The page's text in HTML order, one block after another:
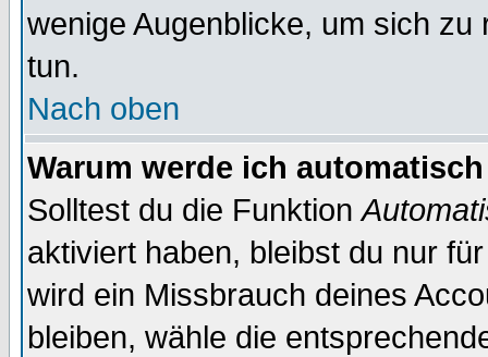
wenige Augenblicke, um sich
tun.
Nach oben
Warum werde ich
Solltest du die Funktion
aktiviert haben, bleibst du nur
wird ein Missbrauch deines
bleiben, wähle die